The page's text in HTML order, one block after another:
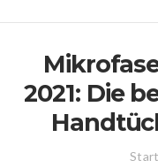
2021: Die